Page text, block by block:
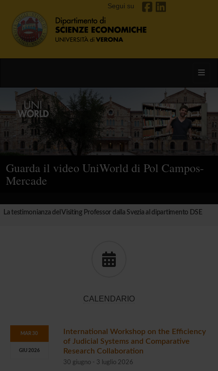
Segui su
Guarda il video UniWorld di Pol Campos-
Mercade
La testimonianza del Visiting Professor dalla Svezia al dipartimento DSE
CALENDARIO
MAR 30
GIU 2026
International Workshop on the Efficiency
of Judicial Systems and Comparative
Research Collaboration
30 giugno - 3 luglio 2026